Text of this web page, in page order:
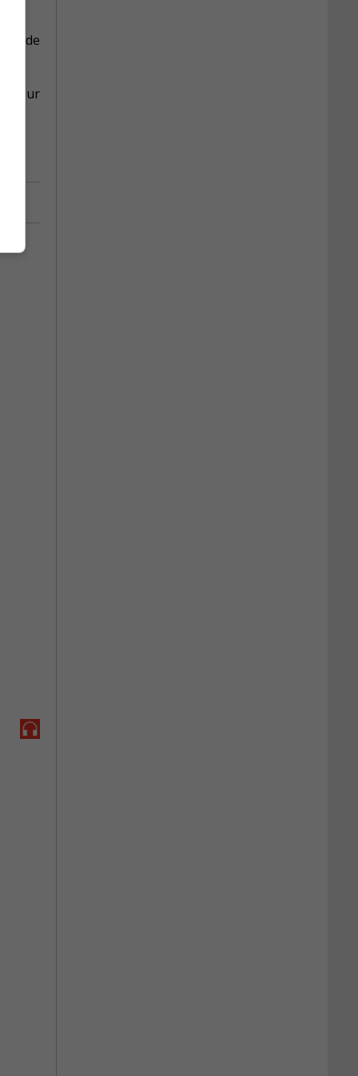
de
sur